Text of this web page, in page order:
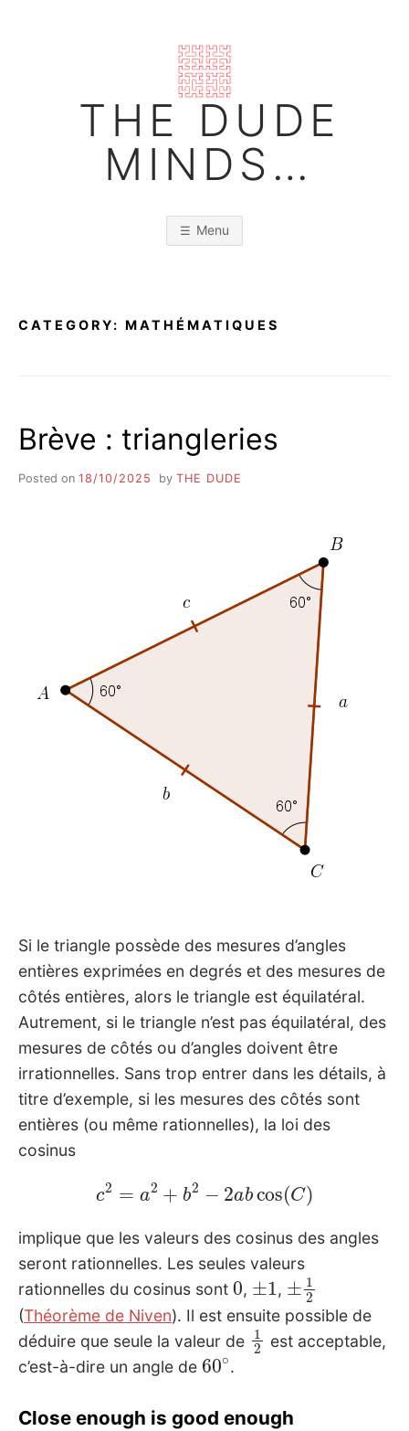
THE DUDE
MINDS…
Menu
CATEGORY: MATHÉMATIQUES
Brève : triangleries
Posted on 18/10/2025 by THE DUDE
Si le triangle possède des mesures d’angles
entières exprimées en degrés et des mesures de
côtés entières, alors le triangle est équilatéral.
Autrement, si le triangle n’est pas équilatéral, des
mesures de côtés ou d’angles doivent être
irrationnelles. Sans trop entrer dans les détails, à
titre d’exemple, si les mesures des côtés sont
entières (ou même rationnelles), la loi des
cosinus
c 2 + b2− ab cos C)
implique que les valeurs des cosinus des angles
seront rationnelles. Les seules valeurs
rationnelles du cosinus sont
0
,
±1
,
±12
(Théorème de Niven). Il est ensuite possible de
déduire que seule la valeur de
12
est acceptable,
c’est-à-dire un angle de
60∘
.
Close enough is good enough